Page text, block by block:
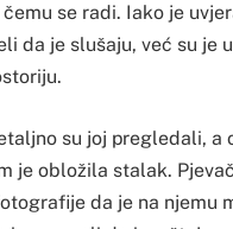
se radi. Iako je
da je slušaju, već su je
su joj pregledali, a
je obložila stalak.
da je na njemu